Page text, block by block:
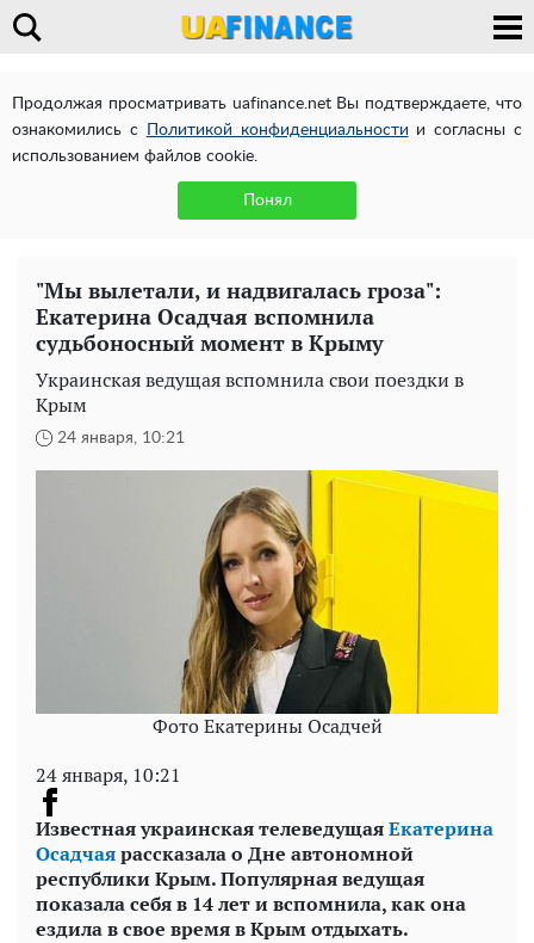
Продолжая просматривать uafinance.net Вы подтверждаете, что
ознакомились с
Политикой конфиденциальности и согласны с
использованием файлов cookie.
Понял
"Мы вылетали, и надвигалась гроза":
Екатерина Осадчая вспомнила
судьбоносный момент в Крыму
Украинская ведущая вспомнила свои поездки в
Крым
24 января, 10:21
Фото Екатерины Осадчей
24 января, 10:21
Известная украинская телеведущаяЕкатерина
Осадчаярассказала о Дне автономной
республики Крым. Популярная ведущая
показала себя в 14 лет и вспомнила, как она
ездила в свое время в Крым отдыхать.